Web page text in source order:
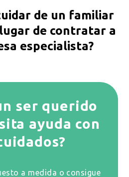
de un familiar
de contratar a
especialista?
ser querido
ayuda con
a medida o consigue